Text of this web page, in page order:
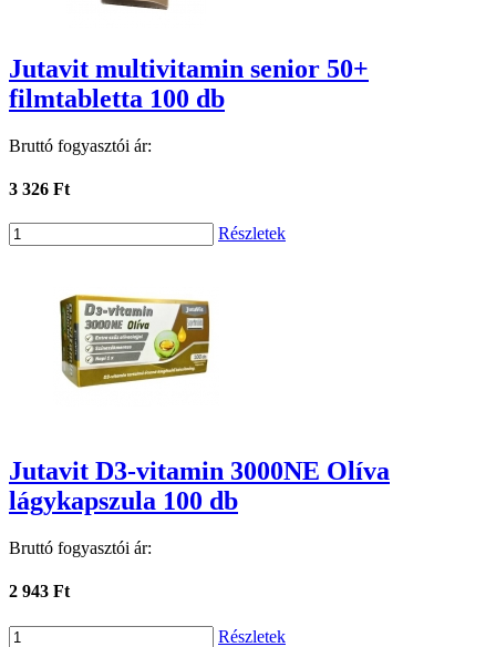
Jutavit multivitamin senior 50+
filmtabletta 100 db
Bruttó fogyasztói ár:
3 326 Ft
Részletek
Jutavit D3-vitamin 3000NE Olíva
lágykapszula 100 db
Bruttó fogyasztói ár:
2 943 Ft
Részletek